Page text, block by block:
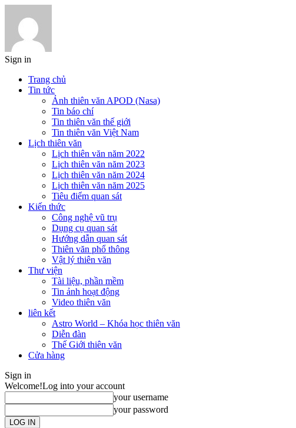
Sign in
Trang chủ
Tin tức
Ảnh thiên văn APOD (Nasa)
Tin báo chí
Tin thiên văn thế giới
Tin thiên văn Việt Nam
Lịch thiên văn
Lịch thiên văn năm 2022
Lịch thiên văn năm 2023
Lịch thiên văn năm 2024
Lịch thiên văn năm 2025
Tiêu điểm quan sát
Kiến thức
Công nghệ vũ trụ
Dụng cụ quan sát
Hướng dẫn quan sát
Thiên văn phổ thông
Vật lý thiên văn
Thư viện
Tài liệu, phần mềm
Tin ảnh hoạt động
Video thiên văn
liên kết
Astro World – Khóa học thiên văn
Diễn đàn
Thế Giới thiên văn
Cửa hàng
Sign in
Welcome!Log into your account
your username
your password